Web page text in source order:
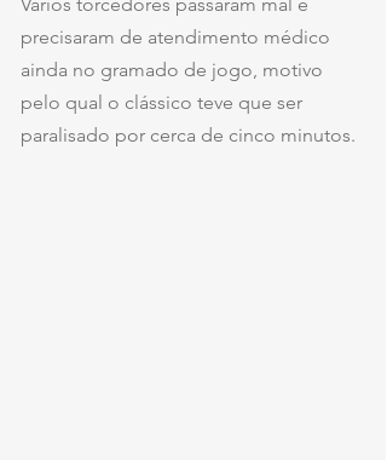
precisaram de atendimento médico
ainda no gramado de jogo, motivo
pelo qual o clássico teve que ser
paralisado por cerca de cinco minutos.